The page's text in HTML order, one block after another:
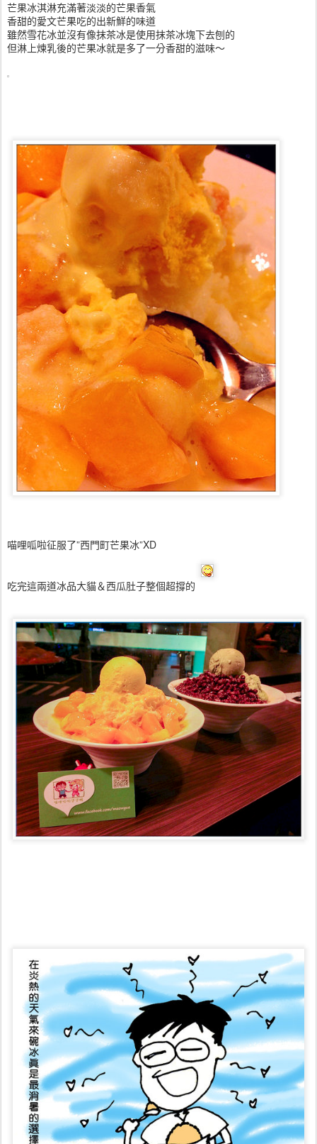
芒果冰淇淋充滿著淡淡的芒果香氣
香甜的愛文芒果吃的出新鮮的味道
雖然雪花冰並沒有像抹茶冰是使用抹茶冰塊下去刨的
但淋上煉乳後的芒果冰就是多了一分香甜的滋味～
喵哩呱啦征服了”西門町芒果冰”XD
吃完這兩道冰品大貓＆西瓜肚子整個超撐的